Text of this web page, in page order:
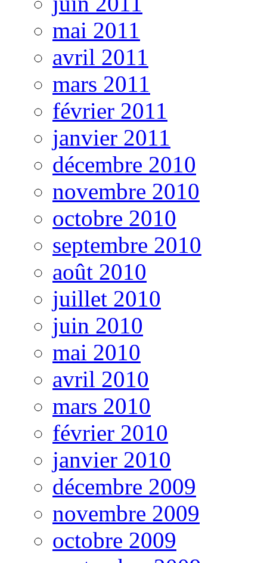
mai 2011
avril 2011
mars 2011
février 2011
janvier 2011
décembre 2010
novembre 2010
octobre 2010
septembre 2010
août 2010
juillet 2010
juin 2010
mai 2010
avril 2010
mars 2010
février 2010
janvier 2010
décembre 2009
novembre 2009
octobre 2009